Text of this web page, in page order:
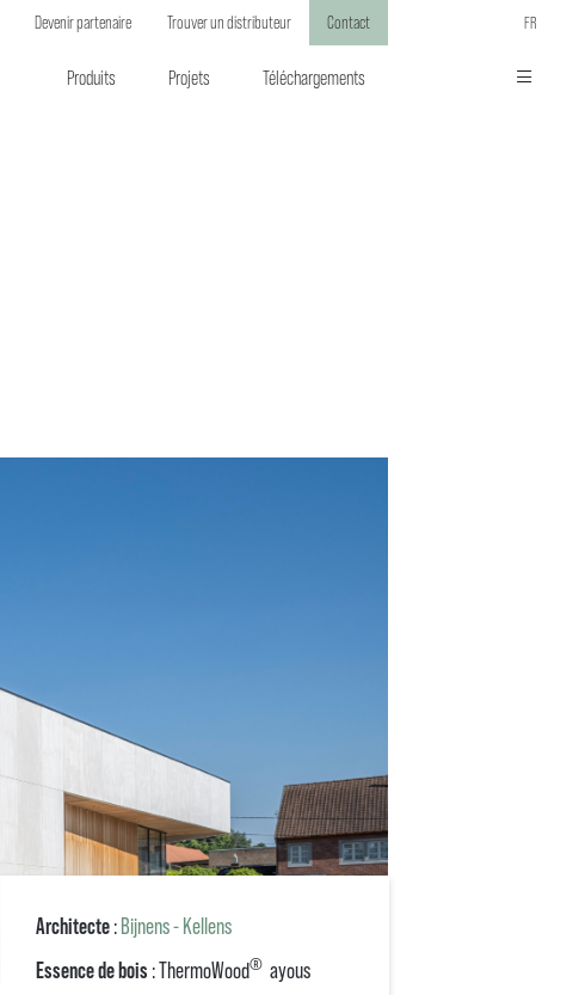
FR
Devenir partenaire Trouver un distributeur Contact
Produits Projets Téléchargements
Architecte: Bijnens - Kellens
Essence de bois : ThermoWood®ayous